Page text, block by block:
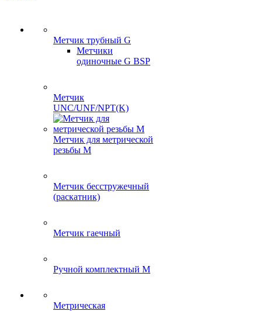
Метчик трубный G
Метчики
одиночные G BSP
Метчик
UNC/UNF/NPT(K)
Метчик для метрической
резьбы M
Метчик бесстружечный
(раскатник)
Метчик гаечный
Ручной комплектный M
Метрическая